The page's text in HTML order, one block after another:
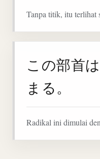
Tanpa titik, itu terlihat
この部首は
まる。
Radikal ini dimulai